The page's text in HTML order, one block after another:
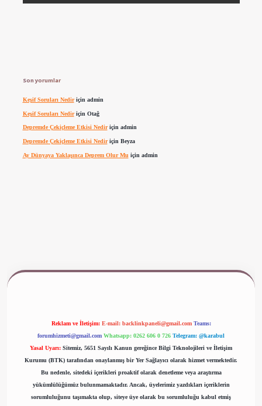
Son yorumlar
Keşif Soruları Nediriçin admin
Keşif Soruları Nediriçin Otağ
Depremde Çekiçleme Etkisi Nediriçin admin
Depremde Çekiçleme Etkisi Nediriçin Beyza
Ay Dünyaya Yaklaşınca Deprem Olur Mu için admin
Reklam ve İletişim: E-mail: backlinkpaneli@gmail.com Teams:
forumhizmeti@gmail.com Whatsapp: 0262 606 0 726 Telegram: @karabul
Yasal Uyarı: Sitemiz, 5651 Sayılı Kanun gereğince Bilgi Teknolojileri ve İletişim
Kurumu (BTK) tarafından onaylanmış bir Yer Sağlayıcı olarak hizmet vermektedir.
Bu nedenle, sitedeki içerikleri proaktif olarak denetleme veya araştırma
yükümlülüğümüz bulunmamaktadır. Ancak, üyelerimiz yazdıkları içeriklerin
sorumluluğunu taşımakta olup, siteye üye olarak bu sorumluluğu kabul etmiş